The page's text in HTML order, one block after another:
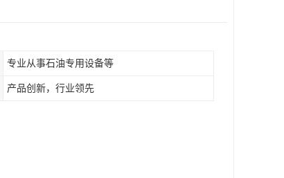
专业从事石油专用设备等
产品创新，行业领先